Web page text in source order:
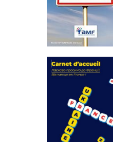
Statut de
l’élu local
Mise à jour avril
2024
FEUILLETER